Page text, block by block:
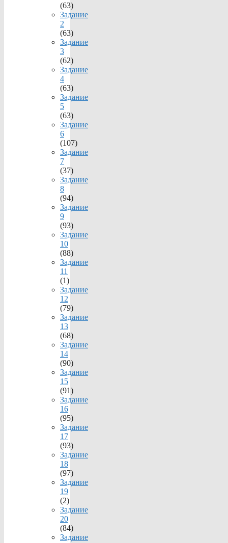
(63)
Задание
2
(63)
Задание
3
(62)
Задание
4
(63)
Задание
5
(63)
Задание
6
(107)
Задание
7
(37)
Задание
8
(94)
Задание
9
(93)
Задание
10
(88)
Задание
11
(1)
Задание
12
(79)
Задание
13
(68)
Задание
14
(90)
Задание
15
(91)
Задание
16
(95)
Задание
17
(93)
Задание
18
(97)
Задание
19
(2)
Задание
20
(84)
Задание